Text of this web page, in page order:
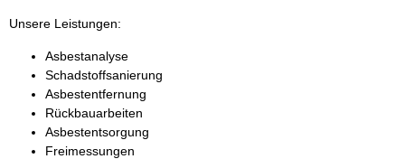
Unsere Leistungen:
Asbestanalyse
Schadstoffsanierung
Asbestentfernung
Rückbauarbeiten
Asbestentsorgung
Freimessungen